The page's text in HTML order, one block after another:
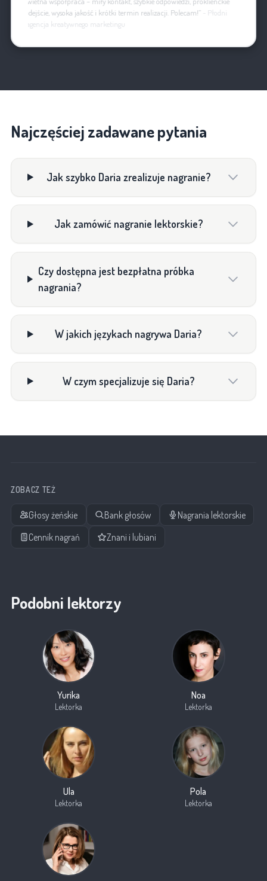
podejście, wysoka jakość i krótki termin realizacji. Polecam!”- Płodni
– agencja kreatywnego marketingu
Najczęściej zadawane pytania
Jak szybko Daria zrealizuje nagranie?
Jak zamówić nagranie lektorskie?
Czy dostępna jest bezpłatna próbka
nagrania?
W jakich językach nagrywa Daria?
W czym specjalizuje się Daria?
ZOBACZ TEŻ
Głosy żeńskie Bank głosów
Nagrania lektorskie
Cennik nagrań
Znani i lubiani
Podobni lektorzy
Yurika
Lektorka
Noa
Lektorka
Ula
Lektorka
Pola
Lektorka